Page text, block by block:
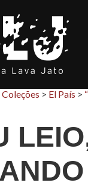
Coleções > El País >